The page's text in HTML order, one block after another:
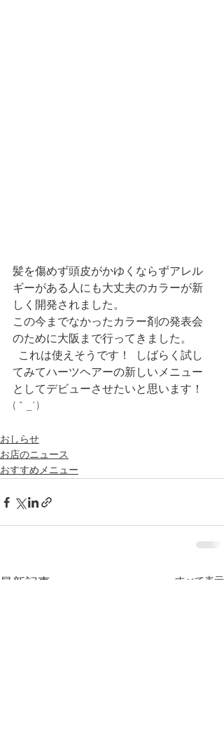
髪を傷めず頭皮がかゆくならずアレル
ギーがある人にも大丈夫のカラーが新
しく開発されました。
この今までなかったカラー剤の発表会
のために大阪まで行ってきました。
これは使えそうです！  しばらく試し
てみてハーツヘアーの新しいメニュー
としてデビューさせたいと思います！
(｀_´)ゞ
おしらせ
お店のニュース
おすすめメニュー
最新記事 すべて表示